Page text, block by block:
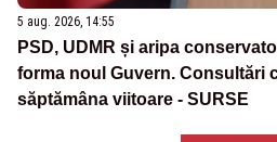
5 aug. 2026, 14:55
PSD, UDMR și aripa
forma noul Guvern. Consultări
săptămâna viitoare - SURSE